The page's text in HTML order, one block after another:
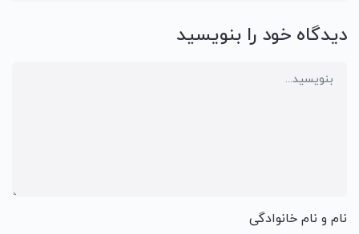
دیدگاه خود را بنویسید
نام و نام خانوادگی